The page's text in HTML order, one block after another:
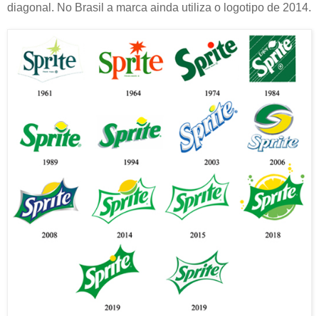
diagonal. No Brasil a marca ainda utiliza o logotipo de 2014.